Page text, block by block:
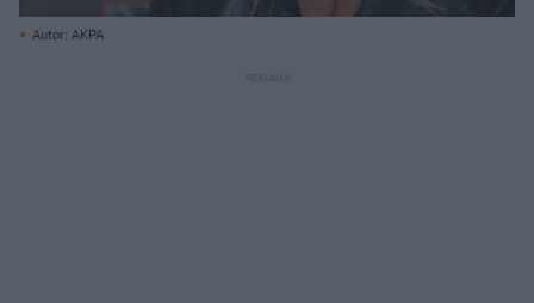
Autor: AKPA